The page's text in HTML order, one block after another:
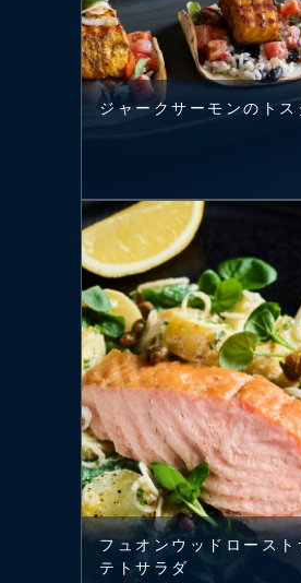
ジャークサーモンのトス
フュオンウッドロースト
テトサラダ